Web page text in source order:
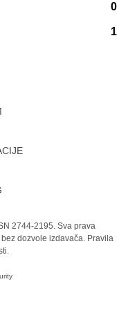
0
1
2744-2195. Sva prava
dozvole izdavača. Pravila